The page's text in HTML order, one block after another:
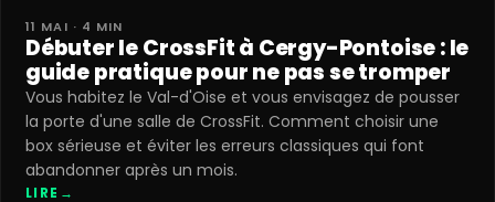
11 MAI · 4 MIN
Débuter le CrossFit à Cergy-Pontoise : le
guide pratique pour ne pas se tromper
Vous habitez le Val-d'Oise et vous envisagez de pousser
la porte d'une salle de CrossFit. Comment choisir une
box sérieuse et éviter les erreurs classiques qui font
abandonner après un mois.
LIRE →